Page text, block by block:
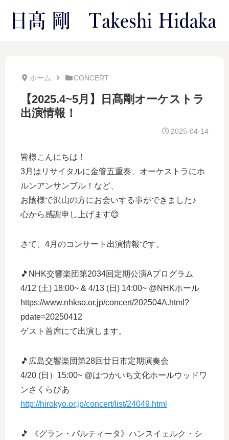
ホーム CONCERT
【2025.4~5月】日髙剛オーケストラ
出演情報！
2025-04-14
皆様こんにちは！
3月はリサイタルに金管五重奏、オーケストラにホ
ルンアンサンブル！など、
お陰様で沢山の方にお会いする事ができました♪
心から感謝申し上げます😊
さて、4月のコンサート出演情報です。
🎵NHK交響楽団第2034回定期公演Aプログラム
4/12 (土) 18:00~ & 4/13 (日) 14:00~ @NHKホール
https://www.nhkso.or.jp/concert/202504A.html?
pdate=20250412
ゲスト首席にて出演します。
🎵広島交響楽団第28回廿日市定期演奏会
4/20 (日）15:00~ @はつかいち文化ホールウッドワ
ンさくらぴあ
http://hirokyo.or.jp/concert/list/24049.html
🎵 《グラン・パルティータ》ハンスイェルク・シ